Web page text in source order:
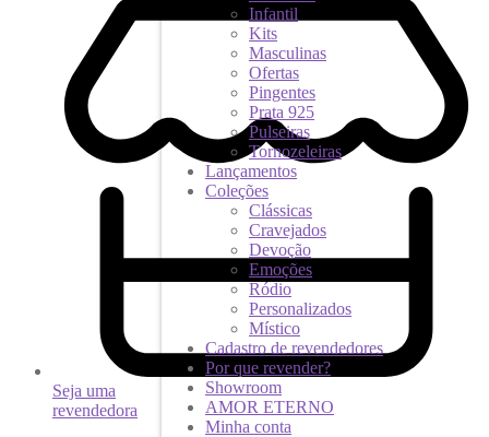
Seja uma
revendedora
Infantil
Kits
Masculinas
Ofertas
Pingentes
Prata 925
Pulseiras
Tornozeleiras
Lançamentos
Coleções
Clássicas
Cravejados
Devoção
Emoções
Ródio
Personalizados
Místico
Cadastro de revendedores
Por que revender?
Showroom
AMOR ETERNO
Minha conta